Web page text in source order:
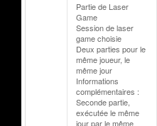
Partie de Laser
Game
Session de laser
game choisie
Deux parties pour le
même joueur, le
même jour
Informations
complémentaires :
Seconde partie,
exécutée le même
jour par le même